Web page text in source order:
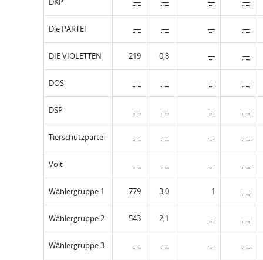
Die PARTEI — — — —
DIE VIOLETTEN 219 0,8 — —
DOS — — — —
DSP — — — —
Tierschutzpartei — — — —
Volt — — — —
Wählergruppe 1 779 3,0 1 —
Wählergruppe 2 543 2,1 — —
Wählergruppe 3 — — — —